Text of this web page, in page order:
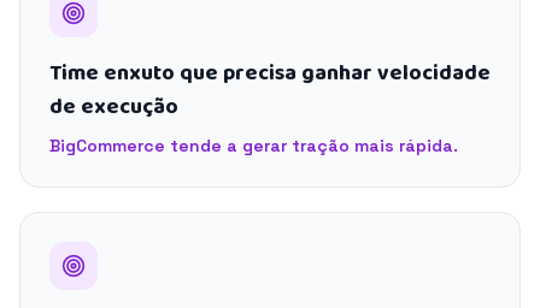
Time enxuto que precisa ganhar velocidade
de execução
BigCommerce tende a gerar tração mais rápida.